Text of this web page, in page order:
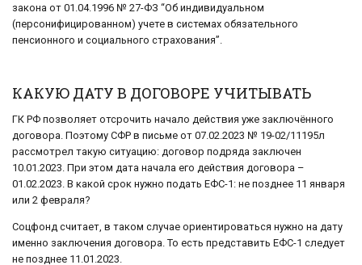
закона от 01.04.1996 № 27-ФЗ “Об индивидуальном
(персонифицированном) учете в системах обязательного
пенсионного и социального страхования”.
КАКУЮ ДАТУ В ДОГОВОРЕ УЧИТЫВАТЬ
ГК РФ позволяет отсрочить начало действия уже заключённого
договора. Поэтому СФР в письме от 07.02.2023 № 19-02/11195л
рассмотрел такую ситуацию: договор подряда заключен
10.01.2023. При этом дата начала его действия договора –
01.02.2023. В какой срок нужно подать ЕФС-1: не позднее 11 января
или 2 февраля?
Соцфонд считает, в таком случае ориентироваться нужно на дату
именно заключения договора. То есть представить ЕФС-1 следует
не позднее 11.01.2023.